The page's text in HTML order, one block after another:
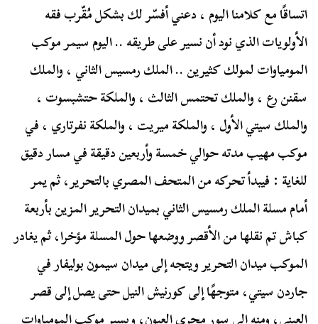
اتساقًا مع كلامنا اليوم ، دعني أفسّر لك بشكل مُقّرب فقه
الأولويات الذي نود أن نسير على طريقه .. اليوم سيمر موكب
المومياوات لمولك كثيرين .. الملك رمسيس الثاني ، والملك
سقنن رع ، والملك تحتمس الثالث ، والملكة حتشبسوت ،
والملك سيتي الأول ، والملكة ميريت ، والملكة نفرتاري ، في
موكب مهيب مدته حوالي خمسة وأربعين دقيقة في مسار دقيق
للغاية : فيبدأ تحركه من المتحف المصري بالتحرير، ثم يمر
أمام مسلة الملك رمسيس الثاني بميدان التحرير المزين بأربعة
كباش تم نقلها من الأقصر ووضعها حول المسلة مؤخرا، ثم يغادر
الموكب ميدان التحرير ويتجه إلى ميدان سيمون بوليفار في
جاردن سيتي، متوجهًا إلى كورنيش النيل حتى يصل إلى قصر